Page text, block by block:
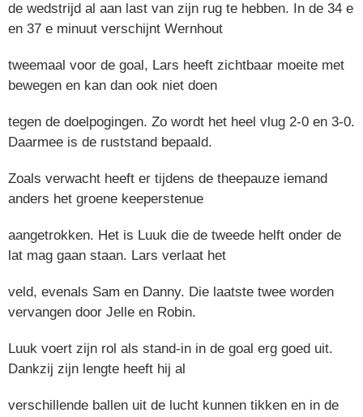
de wedstrijd al aan last van zijn rug te hebben. In de 34 e
en 37 e minuut verschijnt Wernhout
tweemaal voor de goal, Lars heeft zichtbaar moeite met
bewegen en kan dan ook niet doen
tegen de doelpogingen. Zo wordt het heel vlug 2-0 en 3-0.
Daarmee is de ruststand bepaald.
Zoals verwacht heeft er tijdens de theepauze iemand
anders het groene keeperstenue
aangetrokken. Het is Luuk die de tweede helft onder de
lat mag gaan staan. Lars verlaat het
veld, evenals Sam en Danny. Die laatste twee worden
vervangen door Jelle en Robin.
Luuk voert zijn rol als stand-in in de goal erg goed uit.
Dankzij zijn lengte heeft hij al
verschillende ballen uit de lucht kunnen tikken en in de